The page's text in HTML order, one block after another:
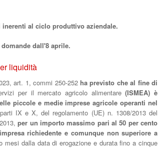
al ciclo produttivo aziendale.
dall'8 aprile.
liquidità
art. 1, commi 250-252 ha previsto che al fine di
per il mercato agricolo alimentare(ISMEA) è
piccole e medie imprese agricole operanti nel
IX e X, del regolamento (UE) n. 1308/2013 del
per un importo massimo pari al 50 per cento
richiedente e comunque non superiore a
mesi dalla data di erogazione e durata fino a cinque